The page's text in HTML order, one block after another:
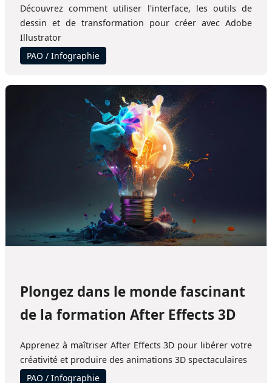
Découvrez comment utiliser l'interface, les outils de
dessin et de transformation pour créer avec Adobe
Illustrator
PAO / Infographie
Plongez dans le monde fascinant
de la formation After Effects 3D
Apprenez à maîtriser After Effects 3D pour libérer votre
créativité et produire des animations 3D spectaculaires
PAO / Infographie